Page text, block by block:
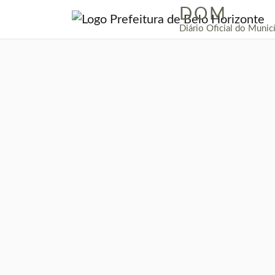
| DOM
Diário Oficial do